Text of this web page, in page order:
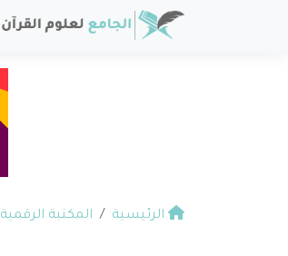
الرئيسية المكتبة الرقمية